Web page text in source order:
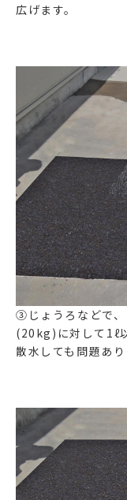
広げます。
③じょうろなどで
(20kg)に対して1ℓ
散水しても問題あり